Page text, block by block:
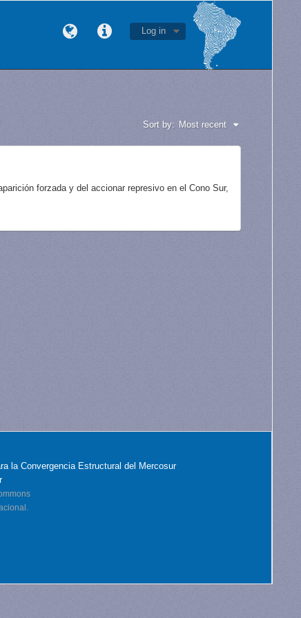
Log in
Sort by: Most recent
forzada y del accionar represivo en el Cono Sur,
la Convergencia Estructural del Mercosur